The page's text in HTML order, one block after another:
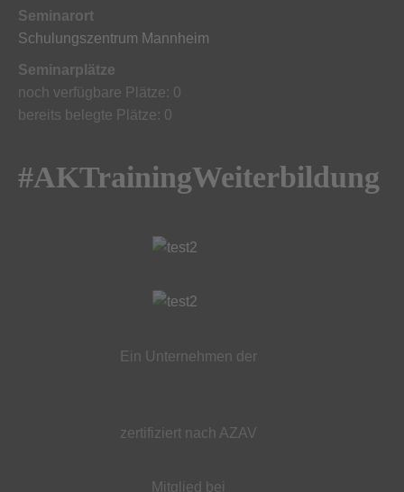
Seminarort
Schulungszentrum Mannheim
Seminarplätze
noch verfügbare Plätze: 0
bereits belegte Plätze: 0
#AKTrainingWeiterbildung
Ein Unternehmen der
zertifiziert nach AZAV
Mitglied bei